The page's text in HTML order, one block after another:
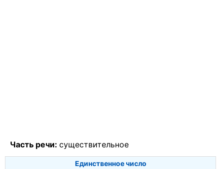
Часть речи: существительное
Единственное число